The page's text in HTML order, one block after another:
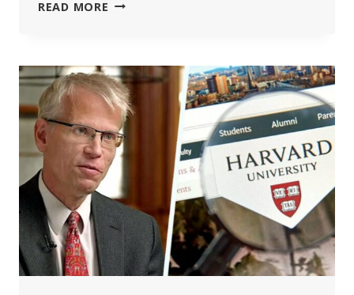
READ MORE ARROGÂNCIA
O
CDC
POR
TER
APAGADO
TODAS
AS
148
PÁGINAS
DE
INFORMAÇÃO
SOBRE
MIOCARDITE